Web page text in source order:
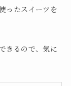
ったスイーツを
きるので、気に